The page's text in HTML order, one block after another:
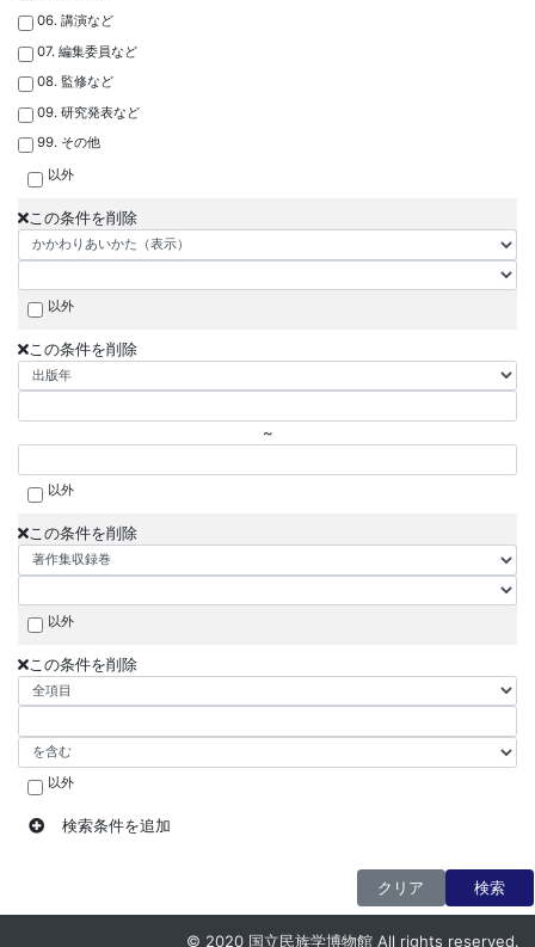
06. 講演など
07. 編集委員など
08. 監修など
09. 研究発表など
99. その他
以外
この条件を削除
以外
この条件を削除
~
以外
この条件を削除
以外
この条件を削除
以外
検索条件を追加
クリア 検索
© 2020 国立民族学博物館 All rights reserved.